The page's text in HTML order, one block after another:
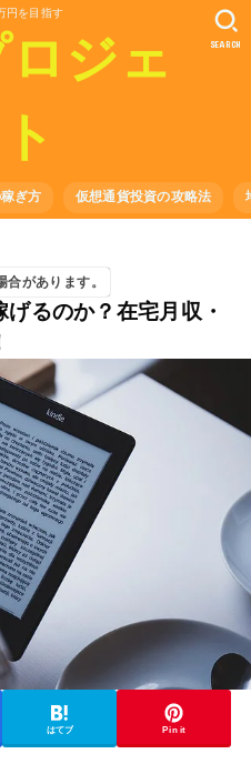
円を目指す
ジェ
ぎ方 仮想通貨投資の攻略法
SEARCH
合があります。
るのか？在宅月収・
はてブ Pin it